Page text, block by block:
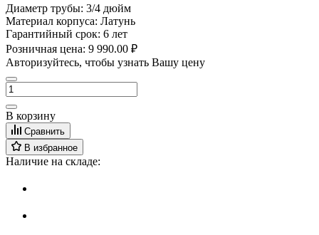
Диаметр трубы: 3/4 дюйм
Материал корпуса: Латунь
Гарантийный срок: 6 лет
Розничная цена: 9 990.00 ₽
Авторизуйтесь, чтобы узнать Вашу цену
В корзину
Сравнить
В избранное
Наличие на складе: